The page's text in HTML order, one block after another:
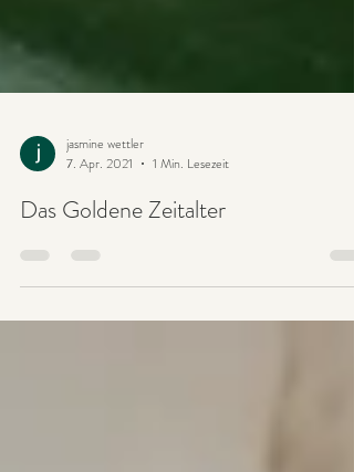
jasmine wettler
7. Apr. 2021
1 Min. Lesezeit
Das Goldene Zeitalter